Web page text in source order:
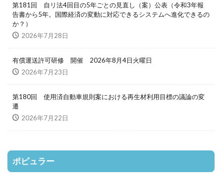
第181回 自リ法4回目の5年ごとの見直し（案）公表（令和3年報
告書から5年。国際経済の変動に対応できるシステムへ進化できるの
か？）
2026年7月28日
有償運送許可研修 開催 2026年8月4日火曜日
2026年7月23日
第180回 使用済自動車規則案における再生材利用目標の議論の変
遷
2026年7月22日
ポピュラー